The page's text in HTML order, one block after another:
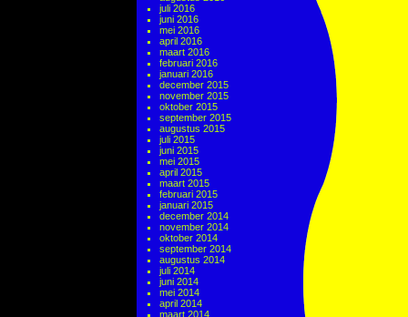
juli 2016
juni 2016
mei 2016
april 2016
maart 2016
februari 2016
januari 2016
december 2015
november 2015
oktober 2015
september 2015
augustus 2015
juli 2015
juni 2015
mei 2015
april 2015
maart 2015
februari 2015
januari 2015
december 2014
november 2014
oktober 2014
september 2014
augustus 2014
juli 2014
juni 2014
mei 2014
april 2014
maart 2014